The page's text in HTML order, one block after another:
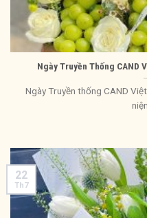
Ngày Truyền Thống CAND
Ngày Truyền thống CAND
22
Th7